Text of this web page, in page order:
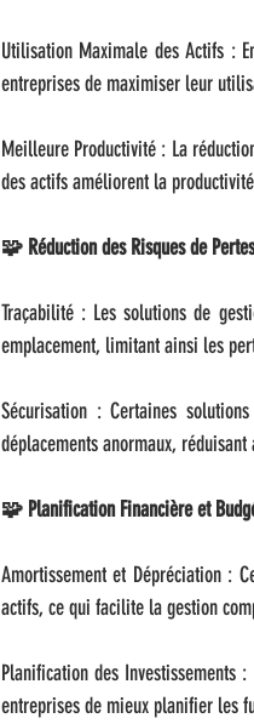
Utilisation Maximale des Actifs :
entreprises de maximiser leur
Meilleure Productivité : La
des actifs améliorent la
🧩 Réduction des Risques de
Traçabilité : Les solutions de
emplacement, limitant ainsi les
Sécurisation : Certaines
déplacements anormaux,
🧩 Planification Financière et
Amortissement et Dépréciation :
actifs, ce qui facilite la gestion
Planification des Investissements
entreprises de mieux planifier les